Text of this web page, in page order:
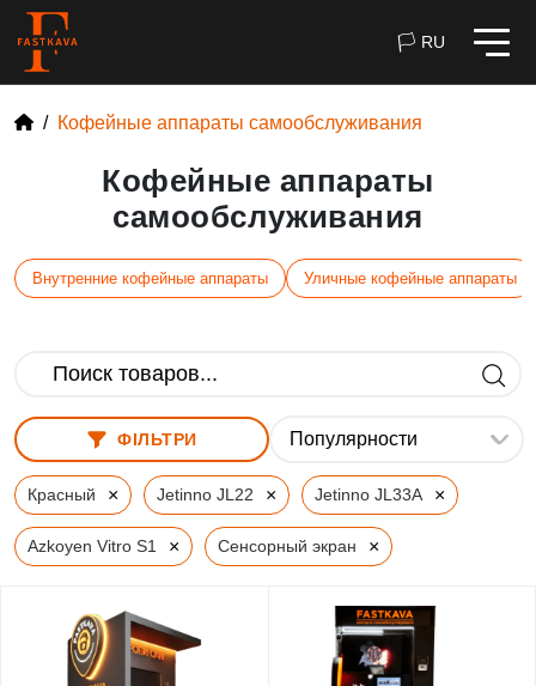
🏳 RU
Кофейные аппараты самообслуживания
Кофейные аппараты
самообслуживания
Внутренние кофейные аппараты Уличные кофейные аппараты
ФІЛЬТРИ
Красный × Jetinno JL22 × Jetinno JL33A ×
Azkoyen Vitro S1 × Сенсорный экран ×